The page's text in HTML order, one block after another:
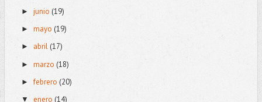
► junio (19)
► mayo (19)
► abril (17)
► marzo (18)
►febrero (20)
▼ enero (14)